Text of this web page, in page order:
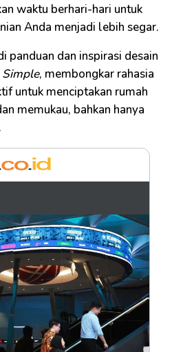
waktu berhari-hari untuk
Anda menjadi lebih segar.
panduan dan inspirasi desain
Simple, membongkar rahasia
untuk menciptakan rumah
memukau, bahkan hanya